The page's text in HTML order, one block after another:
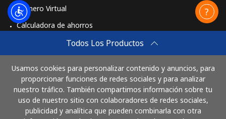
Todos Los Productos
Usamos cookies para personalizar contenido y anuncios, para
proporcionar funciones de redes sociales y para analizar
nuestro tráfico. También compartimos información sobre tu
uso de nuestro sitio con colaboradores de redes sociales,
publicidad y analítica que pueden combinarla con otra
Número Virtual
Calculadora de ahorros
Comprar
Cómo funciona
Paga con